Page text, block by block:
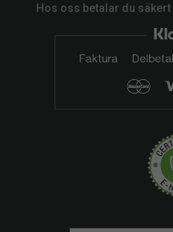
Hos oss betalar du säkert